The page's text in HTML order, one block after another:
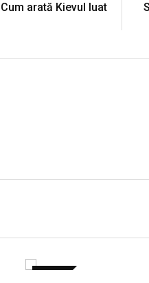
arată Kievul luat